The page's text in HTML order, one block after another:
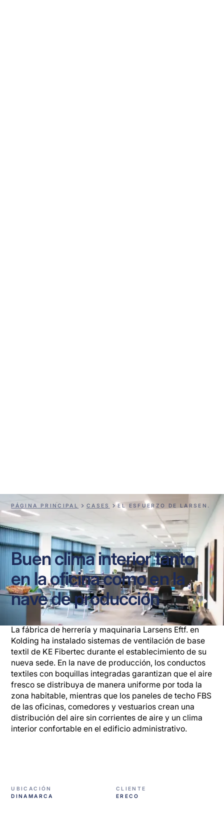
PÁGINA PRINCIPAL CASES EL ESFUERZO DE LARSEN.
Buen clima interior tanto
en la oficina como en la
nave de producción
La fábrica de herrería y maquinaria Larsens Eftf. en
Kolding ha instalado sistemas de ventilación de base
textil de KE Fibertec durante el establecimiento de su
nueva sede. En la nave de producción, los conductos
textiles con boquillas integradas garantizan que el aire
fresco se distribuya de manera uniforme por toda la
zona habitable, mientras que los paneles de techo FBS
de las oficinas, comedores y vestuarios crean una
distribución del aire sin corrientes de aire y un clima
interior confortable en el edificio administrativo.
UBICACIÓN
DINAMARCA
CLIENTE
ERECO